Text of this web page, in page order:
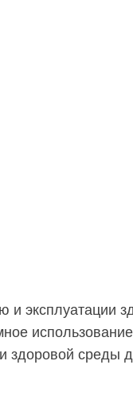
и эксплуатации
здоровой среды